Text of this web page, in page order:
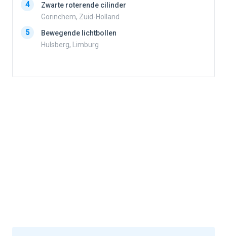
4
Zwarte roterende cilinder
Gorinchem, Zuid-Holland
5
Bewegende lichtbollen
Hulsberg, Limburg